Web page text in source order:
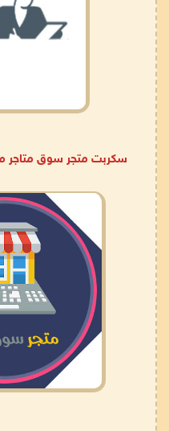
سكربت متجر سوق متاجر